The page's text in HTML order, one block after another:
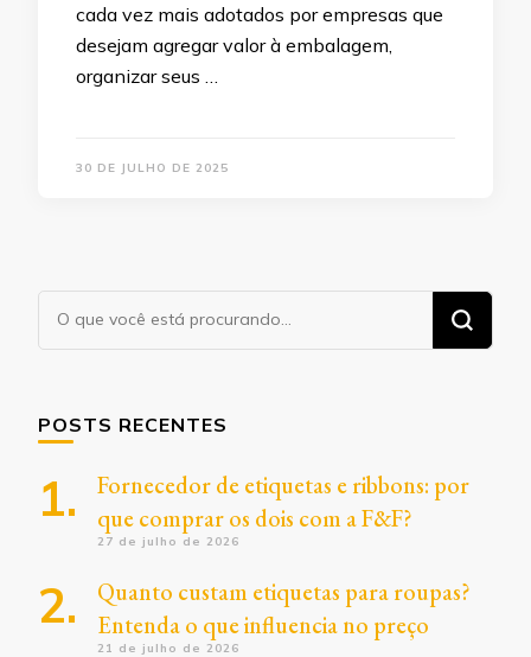
cada vez mais adotados por empresas que
desejam agregar valor à embalagem,
organizar seus …
30 DE JULHO DE 2025
POSTS RECENTES
Fornecedor de etiquetas e ribbons: por
que comprar os dois com a F&F?
27 de julho de 2026
Quanto custam etiquetas para roupas?
Entenda o que influencia no preço
21 de julho de 2026